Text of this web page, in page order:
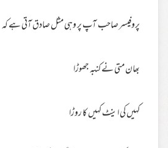
پروفیسر صاحب آپ پر وہی مثل صادق آتی ہے کہ
بھان متی نے کنبہ جھوڑا
کہیں کی اینٹ کہیں کا روڑا